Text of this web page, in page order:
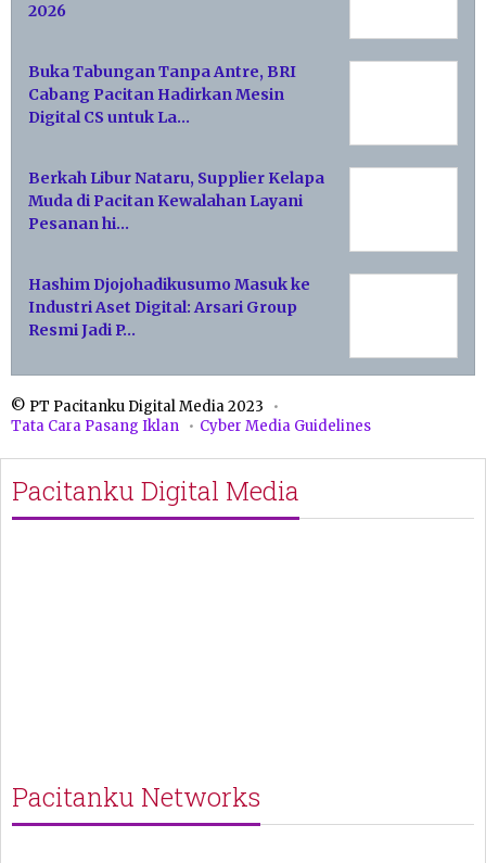
2026
Buka Tabungan Tanpa Antre, BRI
Cabang Pacitan Hadirkan Mesin
Digital CS untuk La…
Berkah Libur Nataru, Supplier Kelapa
Muda di Pacitan Kewalahan Layani
Pesanan hi…
Hashim Djojohadikusumo Masuk ke
Industri Aset Digital: Arsari Group
Resmi Jadi P…
© PT Pacitanku Digital Media 2023
Tata Cara Pasang Iklan
Cyber Media Guidelines
Pacitanku Digital Media
Pacitanku Networks